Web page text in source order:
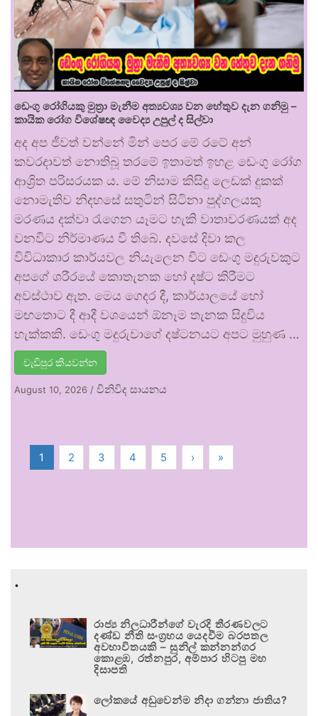
ඩෙංගු රෝගියකු ⁣මුත්‍රා මැනීම අත්‍යවශ්‍ය වන හේතුව දැන ගනිමු –
කායික රෝග විශේෂඥ වෛද්‍ය උපුල් ද සිල්වා
අද අප ජීවත් වන්නේ මින් පෙර මේ රටේ අන්
කවරදාවත් නොතිබූ තරමේ ඉතාමත් ඉහළ ඩෙංගු රෝග
ආශ්‍රිත පරිසරයක ය. මේ නිසාම කිසිදු ලෙඩක් දුකක්
නොමැතිව නිදහසේ සතුටින් සිටිනා පුද්ගලයකු
මරණය දක්වා රැගෙන යෑමට හැකි වාතාවරණයක් අද
වනවිට නිර්මාණය වී තිබේ. දවසේ දිවා කල
විවිධාකාර කාර්යවල නියැලෙන විට ඩෙංගු මදුරුවකුට
අපගේ ශරීරයේ කොතැනක හෝ දෂ්ට කිරීමට
අවස්ථාව ඇත. මෙය ගෙදර දී, කාර්යාලයේ හෝ
මඟතොට දී ආදී වශයෙන් ඕනෑම තැනක සිදුවිය
හැක්කකි. ඩෙංගු මදුරුවාගේ දෂ්ටනයට අපට මුහුණ …
වැඩිපුර කියවන්න
August 10, 2026 / විනිවිද සායනය
1 2 3 4 5 › »
.
රාජ්‍ය නිලධාරීන්ගේ වැරදි තීරණවලට
දණ්ඩ නීති සංග්‍රහය යෙදවීම බරපතල
අවභාවිතයකි – සුනිල් කන්නන්ගර
කොළඹ, රත්නපුර, අම්පාර හිටපු මහ
දිසාපති
ලෝකයේ අඩුවෙන්ම නිදා ගන්නා ජාතිය?